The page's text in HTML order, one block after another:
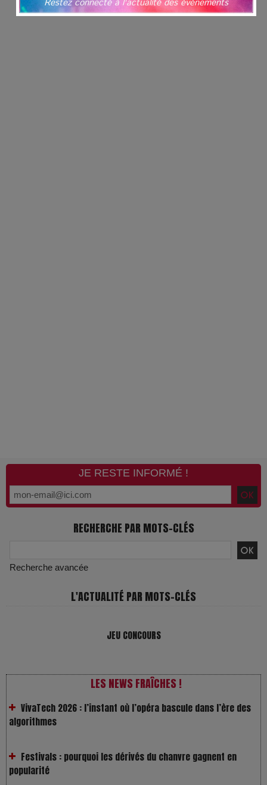
JE RESTE INFORMÉ !
RECHERCHE PAR MOTS-CLÉS
Recherche avancée
L'ACTUALITÉ PAR MOTS-CLÉS
JEU CONCOURS
LES NEWS FRAÎCHES !
VivaTech 2026 : l’instant où l’opéra bascule dans l’ère des
Festivals : pourquoi les dérivés du chanvre gagnent en
Les Rayons et les Ombres : Jusqu’où peut-on fermer les
Restez connecté à l'actualité des événements